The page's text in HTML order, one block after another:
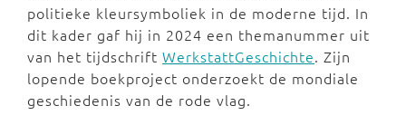
politieke kleursymboliek in de moderne tijd. In
dit kader gaf hij in 2024 een themanummer uit
van het tijdschrift WerkstattGeschichte. Zijn
lopende boekproject onderzoekt de mondiale
geschiedenis van de rode vlag.